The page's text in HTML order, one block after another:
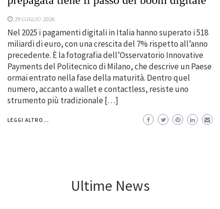
29 LUGLIO 2026
Nel 2025 i pagamenti digitali in Italia hanno superato i 518
miliardi di euro, con una crescita del 7% rispetto all’anno
precedente. È la fotografia dell’Osservatorio Innovative
Payments del Politecnico di Milano, che descrive un Paese
ormai entrato nella fase della maturità. Dentro quel
numero, accanto a wallet e contactless, resiste uno
strumento più tradizionale […]
LEGGI ALTRO...
Ultime News